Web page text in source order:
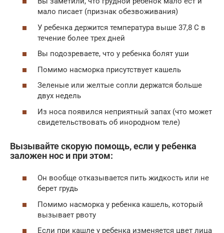
мало писает (признак обезвоживания)
У ребенка держится температура выше 37,8 С в
течение более трех дней
Вы подозреваете, что у ребенка болят уши
Помимо насморка присутствует кашель
Зеленые или желтые сопли держатся больше
двух недель
Из носа появился неприятный запах (что может
свидетельствовать об инородном теле)
Вызывайте скорую помощь, если у ребенка
заложен нос и при этом:
Он вообще отказывается пить жидкость или не
берет грудь
Помимо насморка у ребенка кашель, который
вызывает рвоту
Если при кашле у ребенка изменяется цвет лица